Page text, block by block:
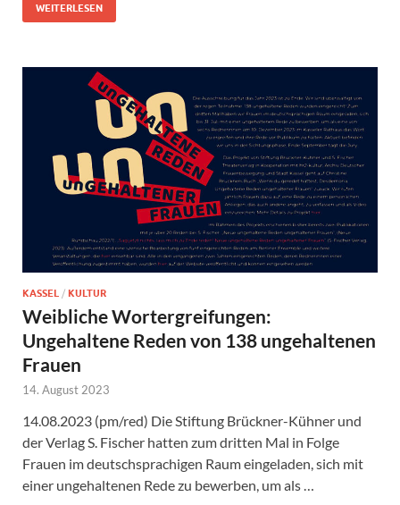
WEITERLESEN
KASSEL / KULTUR
Weibliche Wortergreifungen:
Ungehaltene Reden von 138 ungehaltenen
Frauen
14. August 2023
14.08.2023 (pm/red) Die Stiftung Brückner-Kühner und
der Verlag S. Fischer hatten zum dritten Mal in Folge
Frauen im deutschsprachigen Raum eingeladen, sich mit
einer ungehaltenen Rede zu bewerben, um als …